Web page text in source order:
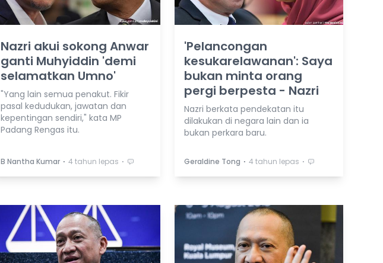
Nazri akui sokong Anwar
ganti Muhyiddin 'demi
selamatkan Umno'
"Yang lain semua penakut. Fikir
pasal kedudukan, jawatan dan
kepentingan sendiri," kata MP
Padang Rengas itu.
B Nantha Kumar ⋅ 4 tahun lepas ⋅
'Pelancongan
kesukarelawanan': Saya
bukan minta orang
pergi berpesta - Nazri
Nazri berkata pendekatan itu
dilakukan di negara lain dan ia
bukan perkara baru.
Geraldine Tong ⋅ 4 tahun lepas ⋅